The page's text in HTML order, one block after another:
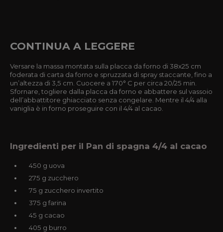
CONTINUA A LEGGERE
Versare la massa montata sulla placca da forno di 38x25 cm
foderata di carta da forno e spruzzata di spray staccante, fino a
un’altezza di 3,5 cm. Cuocere a 170° C per circa 20/25 min.
Sfornare, togliere dalla placca da forno e abbattere sul vassoio
dell’abbattitore ghiacciato senza congelare. Mentre il 4/4 alla
vaniglia è in forno proseguire con il 4/4 al cacao.
Ingredienti per il Pan di spagna 4/4 al cacao
450 g uova
275 g zucchero
75 g zucchero invertito
375 g farina
45 g cacao
405 g burro